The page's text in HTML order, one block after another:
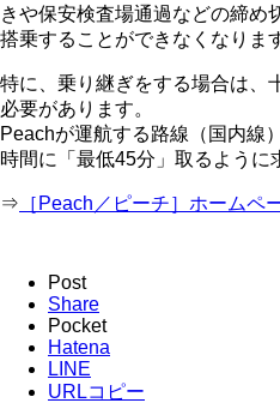
きや保安検査場通過などの締め
搭乗することができなくなりま
特に、乗り継ぎをする場合は、
必要があります。
Peachが運航する路線（国内線
時間に「最低45分」取るように
⇒ ［Peach／ピーチ］ホームペ
Post
Share
Pocket
Hatena
LINE
URLコピー